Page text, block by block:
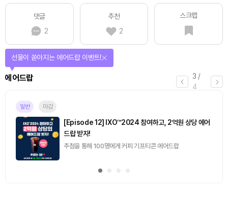
댓글
2
추천
2
스크랩
3 /
4
에어드랍
선물이 쏟아지는 에어드랍 이벤트!
일반 마감
[Episode 12] IXO™2024 참여하고, 2억원 상당 에어
드랍 받자!
추첨을 통해 100명에게 커피 기프티콘 에어드랍